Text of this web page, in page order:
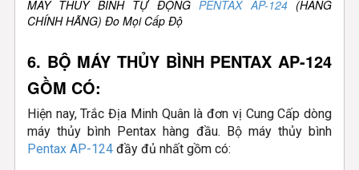
MÁY THỦY BÌNH TỰ ĐỘNGPENTAX AP-124(HÀNG
CHÍNH HÃNG) Đo Mọi Cấp Độ
6. BỘ MÁY THỦY BÌNH PENTAX AP-124
GỒM CÓ:
Hiện nay, Trắc Địa Minh Quân là đơn vị Cung Cấp dòng
máy thủy bình Pentax hàng đầu. Bộ máy thủy bình
Pentax AP-124 đầy đủ nhất gồm có: